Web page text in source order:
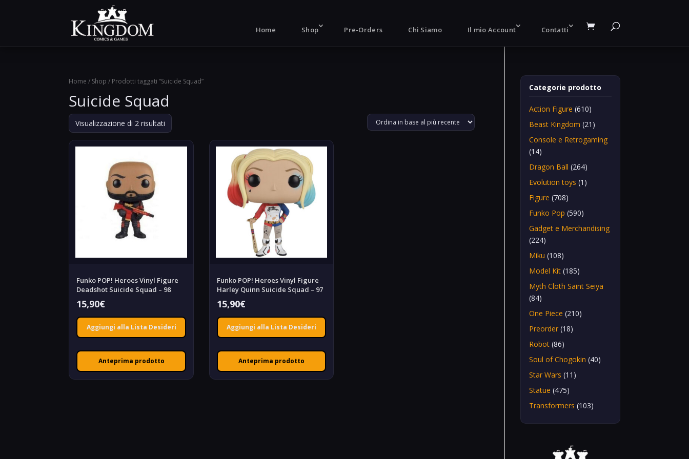
Home Shop Pre-Orders Chi Siamo Il mio Account Contatti
Home / Shop / Prodotti taggati “Suicide Squad”
Suicide Squad
Visualizzazione di 2 risultati
in
base
Funko POP! Heroes Vinyl Figure
Deadshot Suicide Squad – 98
15,90€
Aggiungi alla Lista Desideri
Anteprima prodotto
Funko POP! Heroes Vinyl Figure
Harley Quinn Suicide Squad – 97
15,90€
Aggiungi alla Lista Desideri
Anteprima prodotto
Categorie prodotto
Action Figure (610)
Beast Kingdom (21)
Console e Retrogaming
(14)
Dragon Ball (264)
Evolution toys (1)
Figure (708)
Funko Pop (590)
Gadget e Merchandising
(224)
Miku (108)
Model Kit (185)
Myth Cloth Saint Seiya
(84)
One Piece (210)
Preorder (18)
Robot (86)
Soul of Chogokin (40)
Star Wars (11)
Statue (475)
Transformers (103)